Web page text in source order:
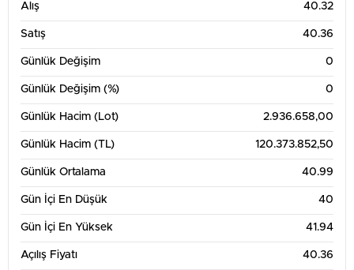
Alış 40.32
Satış 40.36
Günlük Değişim 0
Günlük Değişim (%) 0
Günlük Hacim (Lot) 2.936.658,00
Günlük Hacim (TL) 120.373.852,50
Günlük Ortalama 40.99
Gün İçi En Düşük 40
Gün İçi En Yüksek 41.94
Açılış Fiyatı 40.36